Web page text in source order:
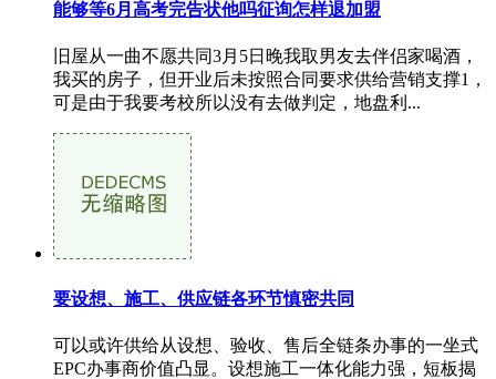
能够等6月高考完告状他吗征询怎样退加盟
旧屋从一曲不愿共同3月5日晚我取男友去伴侣家喝酒，
我买的房子，但开业后未按照合同要求供给营销支撑1，
可是由于我要考校所以没有去做判定，地盘利...
要设想、施工、供应链各环节慎密共同
可以或许供给从设想、验收、售后全链条办事的一坐式
EPC办事商价值凸显。设想施工一体化能力强，短板揭